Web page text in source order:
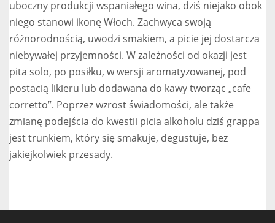
uboczny produkcji wspaniałego wina, dziś niejako obok
niego stanowi ikonę Włoch. Zachwyca swoją
różnorodnością, uwodzi smakiem, a picie jej dostarcza
niebywałej przyjemności. W zależności od okazji jest
pita solo, po posiłku, w wersji aromatyzowanej, pod
postacią likieru lub dodawana do kawy tworząc „cafe
corretto”. Poprzez wzrost świadomości, ale także
zmianę podejścia do kwestii picia alkoholu dziś grappa
jest trunkiem, który się smakuje, degustuje, bez
jakiejkolwiek przesady.